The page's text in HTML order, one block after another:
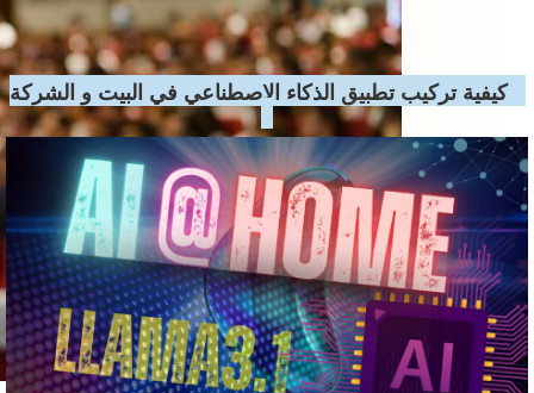
كيفية تركيب تطبيق الذكاء الاصطناعي في البيت و الشركة